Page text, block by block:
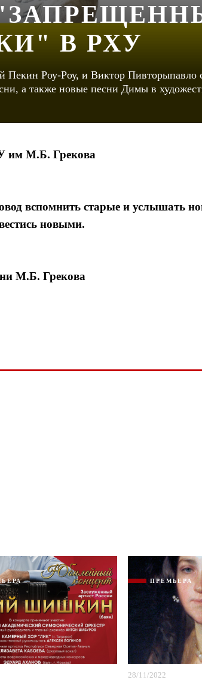
В РХУ
Пекин Роу-Роу, и Виктор Пивторыпавло
а также новые песни Димы в
им М.Б. Грекова
вспомнить старые и услышать
новыми.
М.Б. Грекова
ПРЕМЬЕРА
28/11/2022